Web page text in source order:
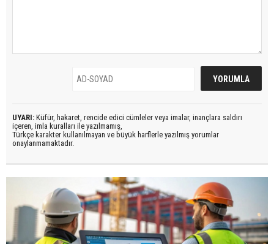
UYARI: Küfür, hakaret, rencide edici cümleler veya imalar, inançlara saldırı
içeren, imla kuralları ile yazılmamış,
Türkçe karakter kullanılmayan ve büyük harflerle yazılmış yorumlar
onaylanmamaktadır.